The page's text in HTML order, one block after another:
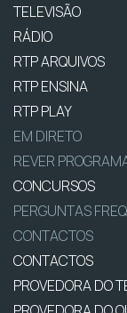
TELEVISÃO
RÁDIO
RTP ARQUIVOS
RTP ENSINA
RTP PLAY
EM DIRETO
REVER
CONCURSOS
PERGUNTAS
CONTACTOS
CONTACTOS
PROVEDORA DO